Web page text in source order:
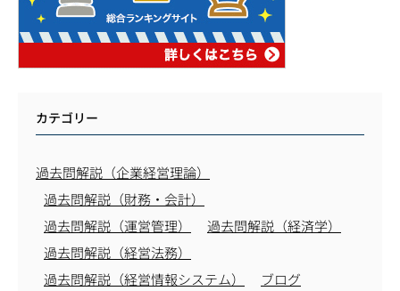
カテゴリー
過去問解説（企業経営理論）
過去問解説（財務・会計）
過去問解説（運営管理）
過去問解説（経済学）
過去問解説（経営法務）
過去問解説（経営情報システム）
ブログ